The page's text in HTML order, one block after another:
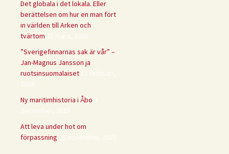
Det globala i det lokala. Eller
berättelsen om hur en man fört
in världen till Arken och
tvärtom
25 mars, 2026
”Sverigefinnarnas sak är vår” –
Jan-Magnus Jansson ja
ruotsinsuomalaiset 17 februari,
2026
Ny maritimhistoria i Åbo 9
december, 2025
Att leva under hot om
förpassning
25 november, 2025